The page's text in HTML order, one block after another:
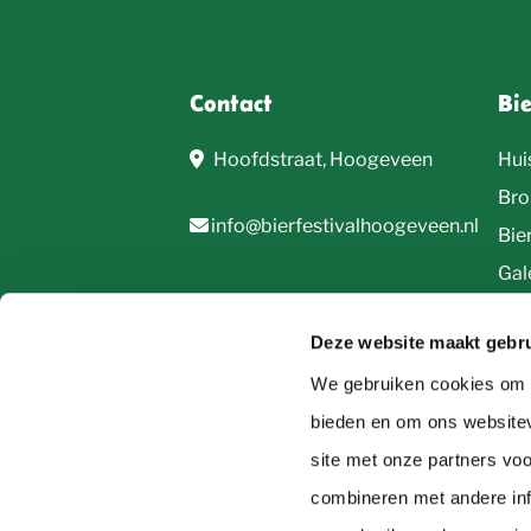
Deze website maakt
We gebruiken cookies
bieden en om ons
site met onze partners
combineren met andere
Contact
Hoofdstraat, Hoogeveen
info@bierfestivalhoogeveen.nl
© 2026, Bierfestival Hoogeveen